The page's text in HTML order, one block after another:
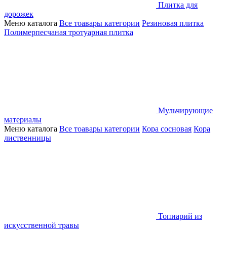
Плитка для
дорожек
Меню каталога Все тоавары категории Резиновая плитка
Полимерпесчаная тротуарная плитка
Мульчирующие
материалы
Меню каталога Все тоавары категории Кора сосновая Кора
лиственницы
Топиарий из
искусственной травы